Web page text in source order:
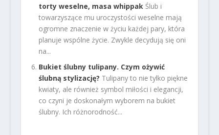
torty weselne, masa whippak Ślub i
towarzyszące mu uroczystości weselne mają
ogromne znaczenie w życiu każdej pary, która
planuje wspólne życie. Zwykle decydują się oni
na...
Bukiet ślubny tulipany. Czym ożywić
ślubną stylizację? Tulipany to nie tylko piękne
kwiaty, ale również symbol miłości i elegancji,
co czyni je doskonałym wyborem na bukiet
ślubny. Ich różnorodność...